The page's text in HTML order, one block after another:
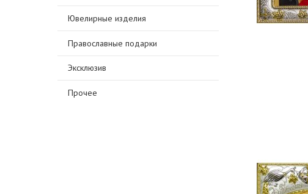
Ювелирные изделия
Православные подарки
Эксклюзив
Прочее